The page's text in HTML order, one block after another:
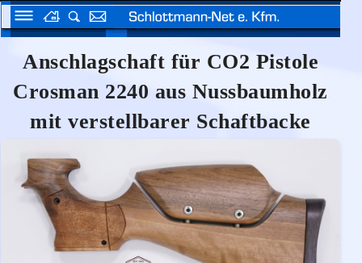
Anschlagschaft für CO2 Pistole
Crosman 2240 aus Nussbaumholz
mit verstellbarer Schaftbacke